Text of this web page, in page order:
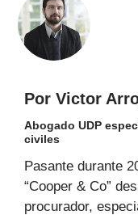
Por Victor
Abogado UDP
civiles
Pasante durante
“Cooper & Co”
procurador,